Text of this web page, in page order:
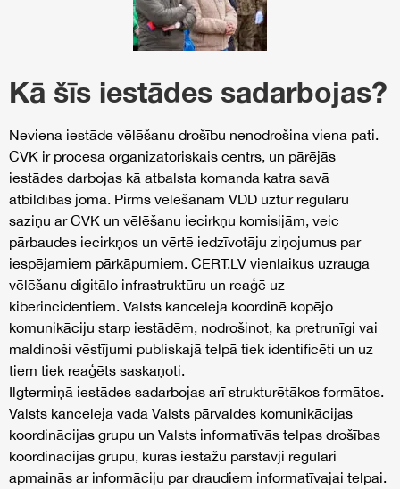
Kā šīs iestādes sadarbojas?
Neviena iestāde vēlēšanu drošību nenodrošina viena pati.
CVK ir procesa organizatoriskais centrs, un pārējās
iestādes darbojas kā atbalsta komanda katra savā
atbildības jomā. Pirms vēlēšanām VDD uztur regulāru
saziņu ar CVK un vēlēšanu iecirkņu komisijām, veic
pārbaudes iecirkņos un vērtē iedzīvotāju ziņojumus par
iespējamiem pārkāpumiem. CERT.LV vienlaikus uzrauga
vēlēšanu digitālo infrastruktūru un reaģē uz
kiberincidentiem. Valsts kanceleja koordinē kopējo
komunikāciju starp iestādēm, nodrošinot, ka pretrunīgi vai
maldinoši vēstījumi publiskajā telpā tiek identificēti un uz
tiem tiek reaģēts saskaņoti.
Ilgtermiņā iestādes sadarbojas arī strukturētākos formātos.
Valsts kanceleja vada Valsts pārvaldes komunikācijas
koordinācijas grupu un Valsts informatīvās telpas drošības
koordinācijas grupu, kurās iestāžu pārstāvji regulāri
apmainās ar informāciju par draudiem informatīvajai telpai.